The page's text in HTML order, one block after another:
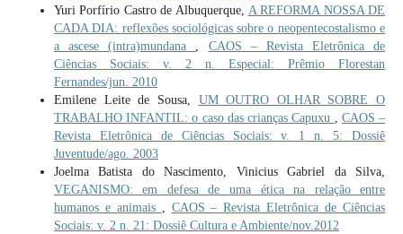
Yuri Porfírio Castro de Albuquerque, A REFORMA NOSSA DE
CADA DIA: reflexões sociológicas sobre o neopentecostalismo e
a ascese (intra)mundana
CAOS – Revista Eletrônica de
Ciências Sociais: v. 2 n. Especial: Prêmio Florestan
Fernandes/jun. 2010
Emilene Leite de Sousa, UM OUTRO OLHAR SOBRE O
TRABALHO INFANTIL: o caso das crianças Capuxu
CAOS –
Revista Eletrônica de Ciências Sociais: v. 1 n. 5: Dossiê
Juventude/ago. 2003
Joelma Batista do Nascimento, Vinicius Gabriel da Silva,
VEGANISMO: em defesa de uma ética na relação entre
humanos e animais
CAOS – Revista Eletrônica de Ciências
Sociais: v. 2 n. 21: Dossiê Cultura e Ambiente/nov.2012